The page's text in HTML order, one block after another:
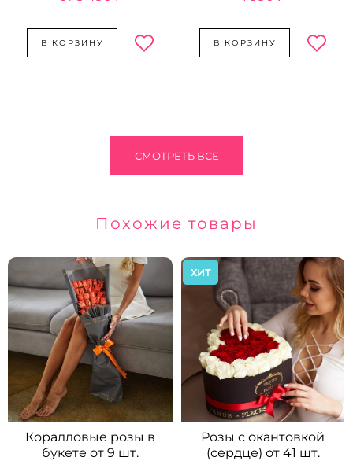
В КОРЗИНУ В КОРЗИНУ
СМОТРЕТЬ ВСЕ
Похожие товары
Коралловые розы в
букете от 9 шт.
ХИТ
Розы с окантовкой
(сердце) от 41 шт.